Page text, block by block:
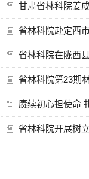
甘肃省林科院姜
省林科院赴定西
省林科院在陇西
省林科院第23期
赓续初心担使命
省林科院开展树